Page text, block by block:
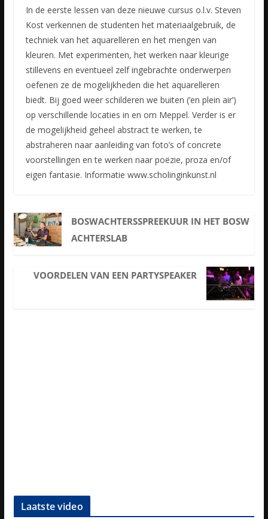
In de eerste lessen van deze nieuwe cursus o.l.v. Steven
Kost verkennen de studenten het materiaalgebruik, de
techniek van het aquarelleren en het mengen van
kleuren. Met experimenten, het werken naar kleurige
stillevens en eventueel zelf ingebrachte onderwerpen
oefenen ze de mogelijkheden die het aquarelleren
biedt. Bij goed weer schilderen we buiten (‘en plein air’)
op verschillende locaties in en om Meppel. Verder is er
de mogelijkheid geheel abstract te werken, te
abstraheren naar aanleiding van foto’s of concrete
voorstellingen en te werken naar poëzie, proza en/of
eigen fantasie. Informatie www.scholinginkunst.nl
BOSWACHTERSSPREEKUUR IN HET BOSW
ACHTERSLAB
VOORDELEN VAN EEN PARTYSPEAKER
Laatste video